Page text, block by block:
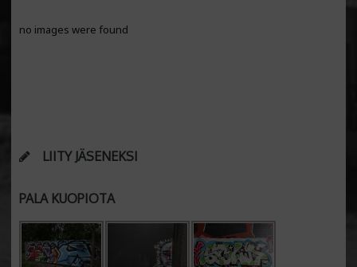
no images were found
LIITY JÄSENEKSI
PALA KUOPIOTA